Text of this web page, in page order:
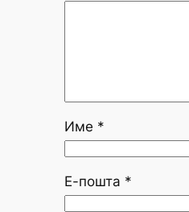
Име *
Е-пошта *